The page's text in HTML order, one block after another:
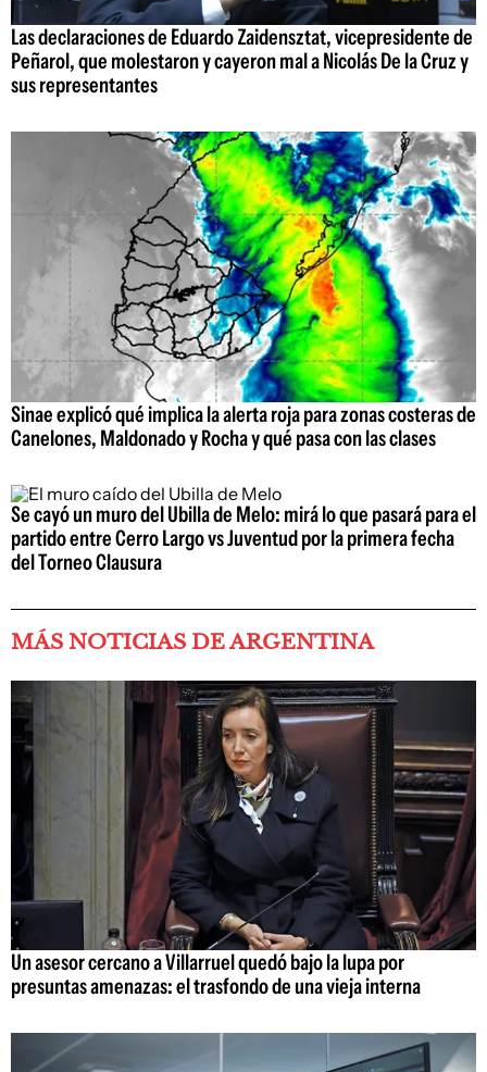
Las declaraciones de Eduardo Zaidensztat, vicepresidente de
Peñarol, que molestaron y cayeron mal a Nicolás De la Cruz y
sus representantes
Sinae explicó qué implica la alerta roja para zonas costeras de
Canelones, Maldonado y Rocha y qué pasa con las clases
Se cayó un muro del Ubilla de Melo: mirá lo que pasará para el
partido entre Cerro Largo vs Juventud por la primera fecha
del Torneo Clausura
MÁS NOTICIAS DE ARGENTINA
Un asesor cercano a Villarruel quedó bajo la lupa por
presuntas amenazas: el trasfondo de una vieja interna